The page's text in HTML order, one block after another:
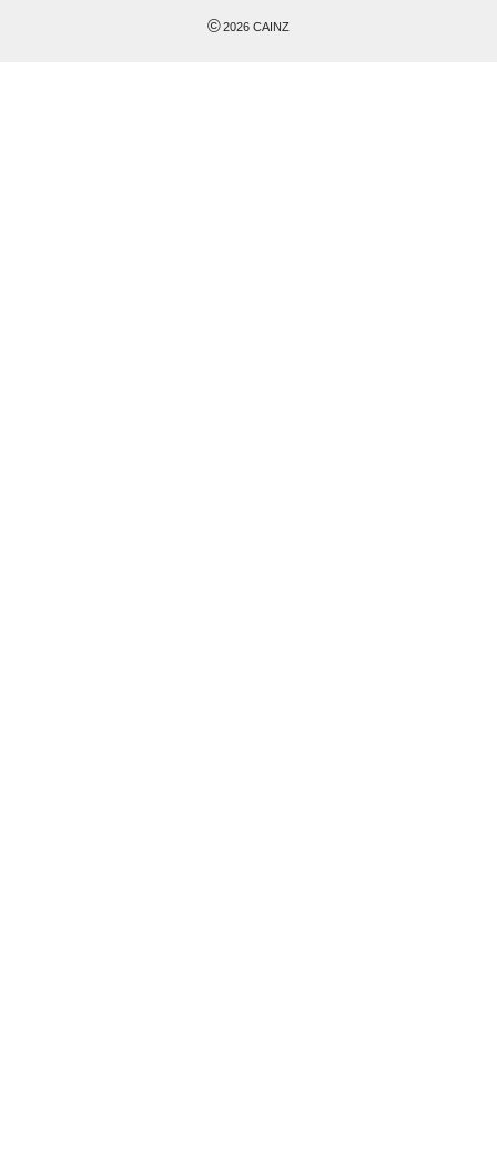
©2026 CAINZ